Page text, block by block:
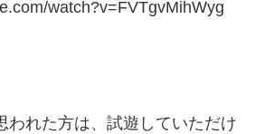
watch?v=FVTgvMihWyg
われた方は、試遊していただけ